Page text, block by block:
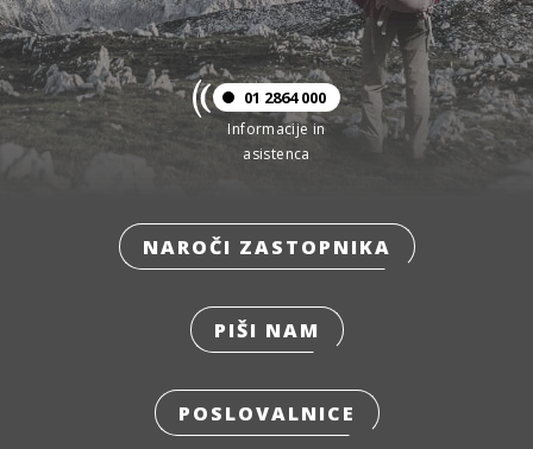
01 2864 000
Informacije in
asistenca
NAROČI ZASTOPNIKA
PIŠI NAM
POSLOVALNICE